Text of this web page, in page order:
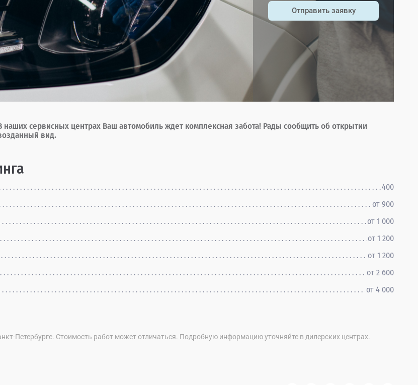
Отправить заявку
сервисных центрах Ваш автомобиль ждет комплексная забота! Рады сообщить об открытии
вид.
400
от 900
от 1 000
от 1 200
от 1 200
от 2 600
от 4 000
Петербурге. Стоимость работ может отличаться. Подробную информацию уточняйте в дилерских центрах.